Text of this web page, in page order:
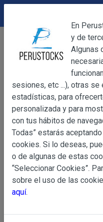
Artesanía
Estatuilla Dalmata de
OBJETO
Información
Básica
sobre
de Datos
OBJETO
Las presentes
web
YACARINE (en
La adquisición de
DEVOLUCIONES
En
y de
Algunas
sesiones, etc ...), otras
estadísticas, para
personalizada y para
con tus hábitos de
Todas” estarás
cookies. Si lo deseas,
o de algunas de estas
“Seleccionar Cookies”.
sobre el uso de las
aquí.